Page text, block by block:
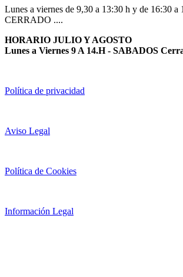
Lunes a viernes de 9,30 a 13:30 h y de 16:30 a
CERRADO ....
HORARIO JULIO Y AGOSTO
Lunes a Viernes 9 A 14.H - SABADOS
Política de privacidad
Aviso Legal
Política de Cookies
Información Legal